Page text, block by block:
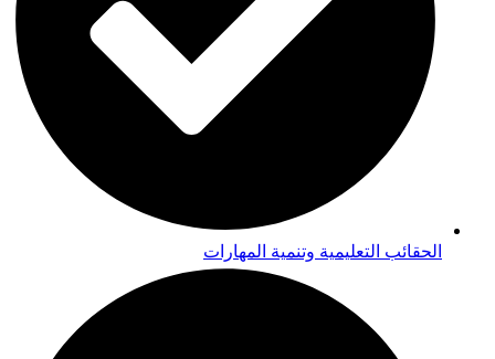
الحقائب التعليمية وتنمية المهارات